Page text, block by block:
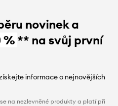
novinek a
%** na svůj první
informace o nejnovějších
na nezlevněné produkty a platí při